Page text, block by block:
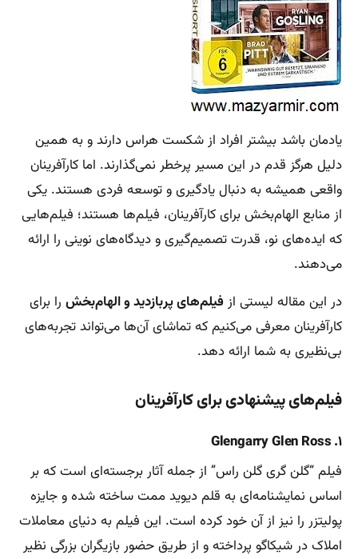
یادمان باشد بیشتر افراد از شکست هراس دارند و به همین
دلیل هرگز قدم در این مسیر پرخطر نمی‌گذارند. اما کارآفرینان
واقعی همیشه به دنبال یادگیری و توسعه فردی هستند. یکی
از منابع الهام‌بخش برای کارآفرینان، فیلم‌ها هستند؛ فیلم‌هایی
که ایده‌های نو، قدرت تصمیم‌گیری و دیدگاه‌های نوینی را ارائه
می‌دهند.
در این مقاله لیستی از فیلم‌های پربازدید و الهام‌بخش را برای
کارآفرینان معرفی می‌کنیم که تماشای آن‌ها می‌تواند تجربه‌های
بی‌نظیری به شما ارائه دهد.
فیلم‌های پیشنهادی برای کارآفرینان
۱. Glengarry Glen Ross
فیلم “گلن گری گلن راس” از جمله آثار برجسته‌ای است که بر
اساس نمایشنامه‌ای به قلم دیوید ممت ساخته شده و جایزه
پولیتزر را نیز از آن خود کرده است. این فیلم به دنیای معاملات
املاک در شیکاگو پرداخته و از طریق حضور بازیگران بزرگی نظیر